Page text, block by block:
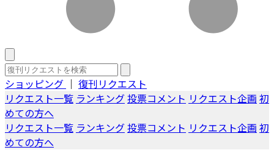
ショッピング ｜ 復刊リクエスト
リクエスト一覧 ランキング投票コメント リクエスト企画 初
めての方へ
リクエスト一覧 ランキング投票コメント リクエスト企画 初
めての方へ